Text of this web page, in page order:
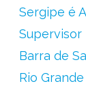
Sergipe é
Barra de
Rio